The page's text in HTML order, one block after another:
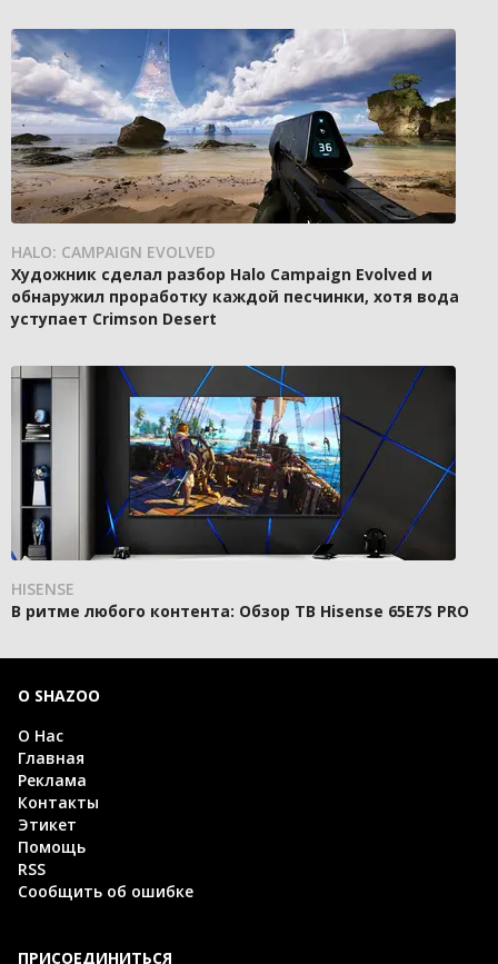
HALO: CAMPAIGN EVOLVED
Художник сделал разбор Halo Campaign Evolved и
обнаружил проработку каждой песчинки, хотя вода
уступает Crimson Desert
HISENSE
В ритме любого контента: Обзор ТВ Hisense 65E7S PRO
О SHAZOO
О Нас
Главная
Реклама
Контакты
Этикет
Помощь
RSS
Сообщить об ошибке
ПРИСОЕДИНИТЬСЯ